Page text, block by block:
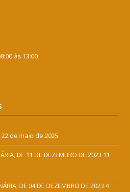
às 13:00
22 de maio de 2025
DE 11 DE DEZEMBRO DE 2023 11
DE 04 DE DEZEMBRO DE 2023 4